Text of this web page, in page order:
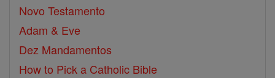
Novo Testamento
Adam & Eve
Dez Mandamentos
How to Pick a Catholic Bible